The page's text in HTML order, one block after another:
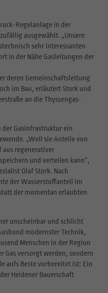
Regelanlage in der
ausgewählt. „Unsere
sehr interessanten
in der Nähe Gasleitungen der
deren Gemeinschaftsleitung
im Bau, erläutert Stork und
an die Thyssengas-
der Gasinfrastruktur ein
„Weil sie Anteile von
aus regenerativer
und verteilen kann“,
Olaf Stork. Nach
der Wasserstoffanteil im
der momentan erlaubten
unscheinbar und schlicht
modernster Technik,
Menschen in der Region
Gas versorgt werden, sondern
aufs Beste vorbereitet ist: Ein
Heidener Bauerschaft